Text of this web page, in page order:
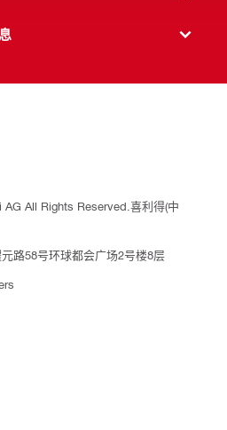
All Rights Reserved.喜利得(中
路58号环球都会广场2号楼8层